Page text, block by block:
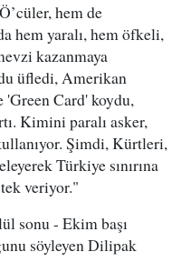
hem de
hem yaralı, hem öfkeli,
kazanmaya
üfledi, Amerikan
'Green Card' koydu,
Kimini paralı asker,
Şimdi, Kürtleri,
Türkiye sınırına
veriyor."
sonu - Ekim başı
söyleyen Dilipak